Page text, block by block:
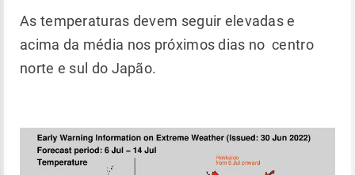
As temperaturas devem seguir elevadas e
acima da média nos próximos dias no centro
norte e sul do Japão.